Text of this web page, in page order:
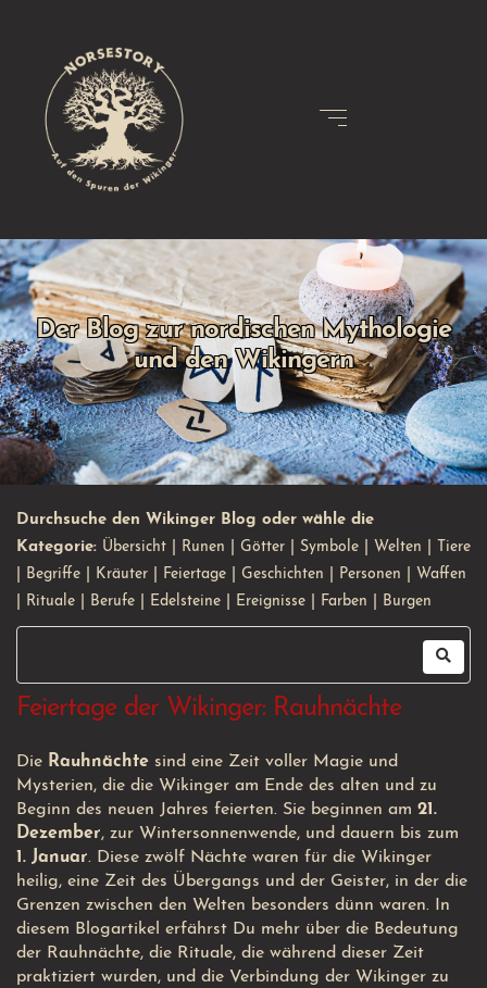
Der Blog zur nordischen Mythologie
und den Wikingern
Durchsuche den Wikinger Blog oder wähle die
Kategorie: Übersicht Runen Götter Symbole Welten
Tiere
Begriffe Kräuter Feiertage Geschichten Personen
Waffen
Rituale Berufe Edelsteine Ereignisse Farben Burgen
Feiertage der Wikinger: Rauhnächte
Die Rauhnächte sind eine Zeit voller Magie und
Mysterien, die die Wikinger am Ende des alten und zu
Beginn des neuen Jahres feierten. Sie beginnen am 21.
Dezember, zur Wintersonnenwende, und dauern bis zum
1. Januar. Diese zwölf Nächte waren für die Wikinger
heilig, eine Zeit des Übergangs und der Geister, in der die
Grenzen zwischen den Welten besonders dünn waren. In
diesem Blogartikel erfährst Du mehr über die Bedeutung
der Rauhnächte, die Rituale, die während dieser Zeit
praktiziert wurden, und die Verbindung der Wikinger zu